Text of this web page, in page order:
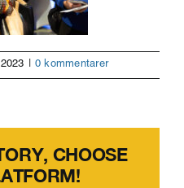
| 0 kommentarer
CHOOSE